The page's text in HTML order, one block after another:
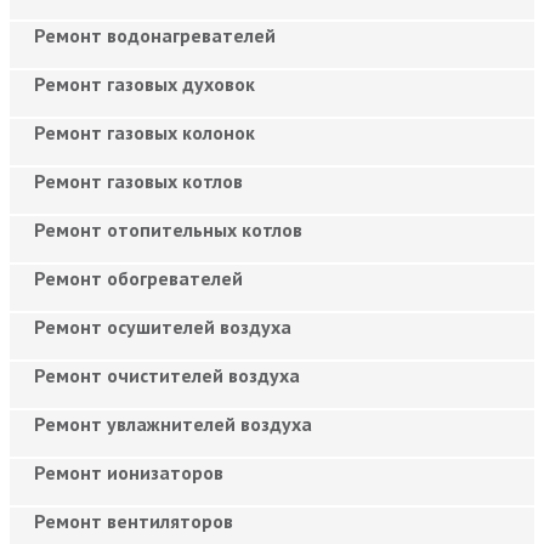
Ремонт водонагревателей
Ремонт газовых духовок
Ремонт газовых колонок
Ремонт газовых котлов
Ремонт отопительных котлов
Ремонт обогревателей
Ремонт осушителей воздуха
Ремонт очистителей воздуха
Ремонт увлажнителей воздуха
Ремонт ионизаторов
Ремонт вентиляторов